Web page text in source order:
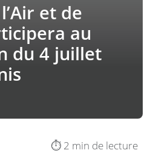
et de
au
du 4 juillet
⏱️ 2 min de lecture